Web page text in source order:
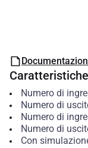
Numero di
Numero di
Numero di
Numero di
Con